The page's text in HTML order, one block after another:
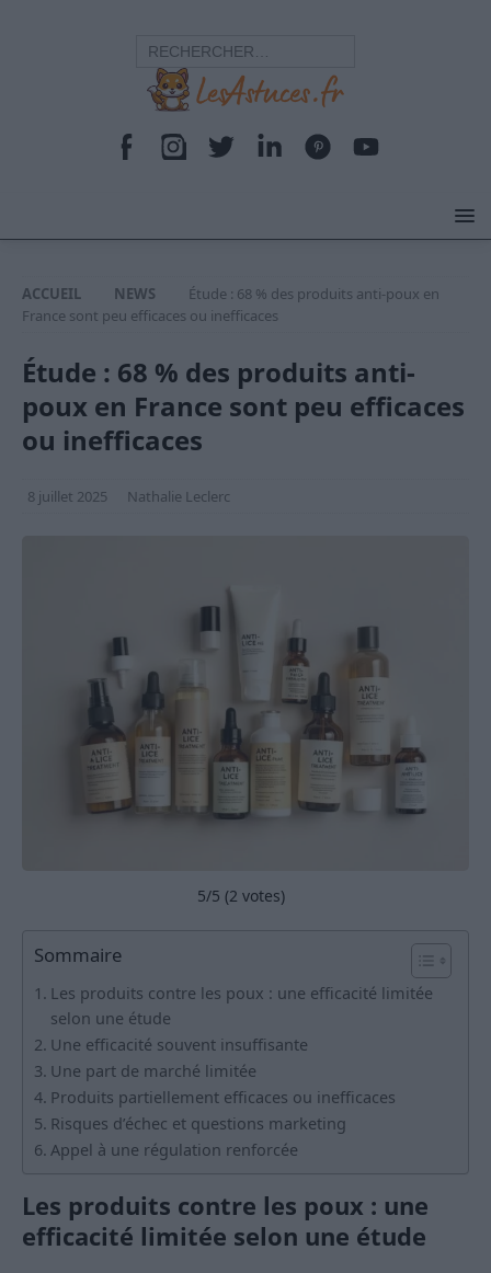
ACCUEIL NEWS
Étude : 68 % des produits anti-poux en
France sont peu efficaces ou inefficaces
Étude : 68 % des produits anti-
poux en France sont peu efficaces
ou inefficaces
8 juillet 2025 Nathalie Leclerc
5/5 (2 votes)
Sommaire
Les produits contre les poux : une efficacité limitée
selon une étude
Une efficacité souvent insuffisante
Une part de marché limitée
Produits partiellement efficaces ou inefficaces
Risques d’échec et questions marketing
Appel à une régulation renforcée
Les produits contre les poux : une
efficacité limitée selon une étude